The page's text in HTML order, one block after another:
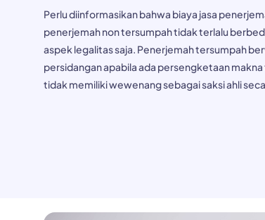
Perlu diinformasikan bahwa biaya jasa
penerjemah non tersumpah tidak terlalu
aspek legalitas saja. Penerjemah tersumpah
persidangan apabila ada persengketaan
tidak memiliki wewenang sebagai saksi ahli